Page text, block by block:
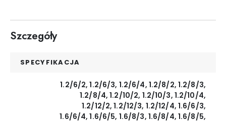
Szczegóły
SPECYFIKACJA
1.2/6/2, 1.2/6/3, 1.2/6/4, 1.2/8/2, 1.2/8/3,
1.2/8/4, 1.2/10/2, 1.2/10/3, 1.2/10/4,
1.2/12/2, 1.2/12/3, 1.2/12/4, 1.6/6/3,
1.6/6/4, 1.6/6/5, 1.6/8/3, 1.6/8/4, 1.6/8/5,